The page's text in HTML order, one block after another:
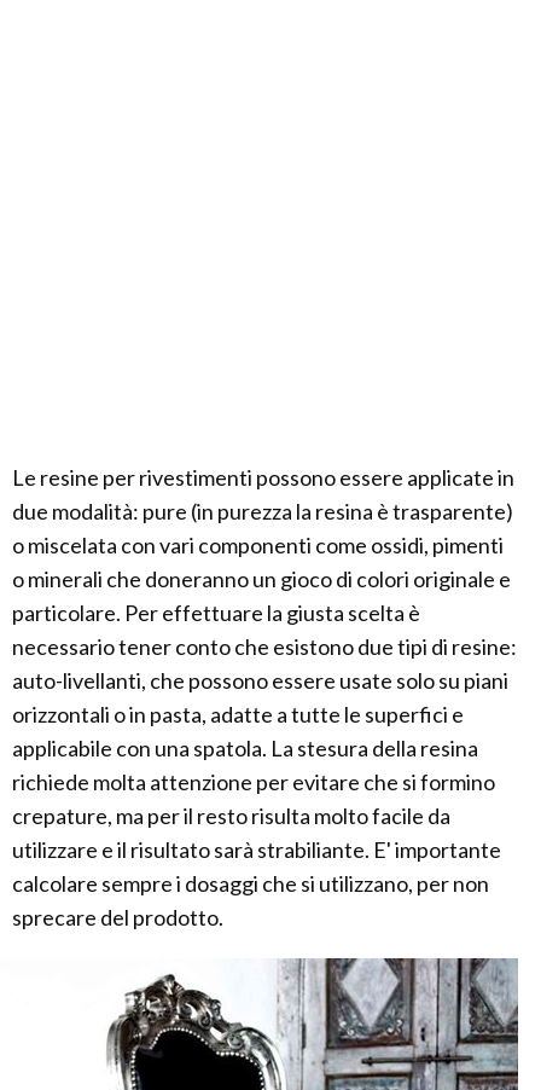
Le resine per rivestimenti possono essere applicate in
due modalità: pure (in purezza la resina è trasparente)
o miscelata con vari componenti come ossidi, pimenti
o minerali che doneranno un gioco di colori originale e
particolare. Per effettuare la giusta scelta è
necessario tener conto che esistono due tipi di resine:
auto-livellanti, che possono essere usate solo su piani
orizzontali o in pasta, adatte a tutte le superfici e
applicabile con una spatola. La stesura della resina
richiede molta attenzione per evitare che si formino
crepature, ma per il resto risulta molto facile da
utilizzare e il risultato sarà strabiliante. E' importante
calcolare sempre i dosaggi che si utilizzano, per non
sprecare del prodotto.